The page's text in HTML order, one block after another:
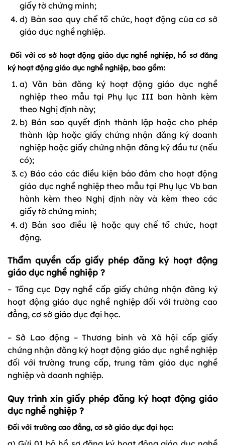
giấy tờ chứng minh;
d) Bản sao quy chế tổ chức, hoạt động của cơ sở
giáo dục nghề nghiệp.
Đối với cơ sở hoạt động giáo dục nghề nghiệp, hồ sơ đăng
ký hoạt động giáo dục nghề nghiệp, bao gồm:
a) Văn bản đăng ký hoạt động giáo dục nghề
nghiệp theo mẫu tại Phụ lục III ban hành kèm
theo Nghị định này;
b) Bản sao quyết định thành lập hoặc cho phép
thành lập hoặc giấy chứng nhận đăng ký doanh
nghiệp hoặc giấy chứng nhận đăng ký đầu tư (nếu
có);
c) Báo cáo các điều kiện bảo đảm cho hoạt động
giáo dục nghề nghiệp theo mẫu tại Phụ lục Vb ban
hành kèm theo Nghị định này và kèm theo các
giấy tờ chứng minh;
d) Bản sao điều lệ hoặc quy chế tổ chức, hoạt
động.
Thẩm quyền cấp giấy phép đăng ký hoạt động
giáo dục nghề nghiệp ?
– Tổng cục Dạy nghề cấp giấy chứng nhận đăng ký
hoạt động giáo dục nghề nghiệp đối với trường cao
đẳng, cơ sở giáo dục đại học.
– Sở Lao động – Thương binh và Xã hội cấp giấy
chứng nhận đăng ký hoạt động giáo dục nghề nghiệp
đối với trường trung cấp, trung tâm giáo dục nghề
nghiệp và doanh nghiệp.
Quy trình xin giấy phép đăng ký hoạt động giáo
dục nghề nghiệp ?
Đối với trường cao đẳng, cơ sở giáo dục đại học: